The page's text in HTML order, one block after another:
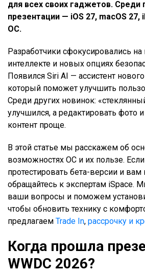
для всех своих гаджетов. Среди
презентации — iOS 27, macOS 27,
ОС.
Разработчики сфокусировались
интеллекте и новых опциях
Появился Siri AI — ассистент
который поможет улучшить
Среди других новинок:
улучшился, а редактировать фото
контент проще.
В этой статье мы расскажем об
возможностях ОС и их пользе.
протестировать бета-версии и
обращайтесь к экспертам iSpace.
ваши вопросы и поможем
чтобы обновить технику с
предлагаем Trade In, рассрочку и
Когда прошла
WWDC 2026?